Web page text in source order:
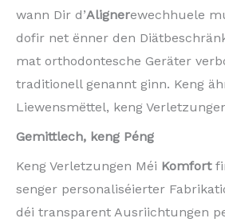
wann Dir d’Alignerewechhuele
dofir net ënner den
mat orthodontesche Geräter
traditionell genannt ginn. Keng
Liewensmëttel, keng
Gemittlech, keng Péng
Keng Verletzungen Méi Komfort
senger personaliséierter
déi transparent Ausriichtungen